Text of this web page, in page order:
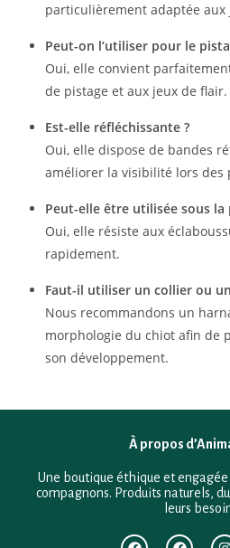
particulièrement adaptée aux
Peut-on l’utiliser pour le
Oui, elle convient
de pistage et aux jeux de flair.
Est-elle réfléchissante ?
Oui, elle dispose de bandes
améliorer la visibilité lors des
Peut-elle être utilisée sous la
Oui, elle résiste aux
rapidement.
Faut-il utiliser un collier ou
Nous recommandons un
morphologie du chiot afin de
son développement.
À propos
Une boutique éthique et
compagnons. Produits naturels,
leurs